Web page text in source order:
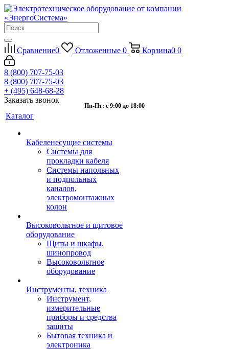
Сравнение0 Отложенные 0 Корзина0 0
8 (800) 707-75-03
8 (800) 707-75-03
+ (495) 648-68-28
Заказать звонок
Пн-Пт: с 9:00 до 18:00
Каталог
Кабеленесущие системы
Системы для
прокладки кабеля
Системы напольных
и подпольных
каналов,
электромонтажных
колон
Высоковольтное и щитовое
оборудование
Щиты и шкафы,
шинопровод
Высоковольтное
оборудование
Инструменты, техника
Инструмент,
измерительные
приборы и средства
защиты
Бытовая техника и
электроника